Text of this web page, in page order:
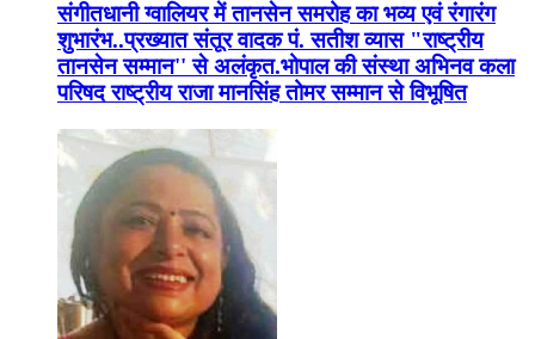
संगीतधानी ग्वालियर में तानसेन समरोह का भव्य एवं रंगारंग
शुभारंभ..प्रख्यात संतूर वादक पं. सतीश व्यास "राष्ट्रीय
तानसेन सम्मान'' से अलंकृत.भोपाल की संस्था अभिनव कला
परिषद राष्ट्रीय राजा मानसिंह तोमर सम्मान से विभूषित